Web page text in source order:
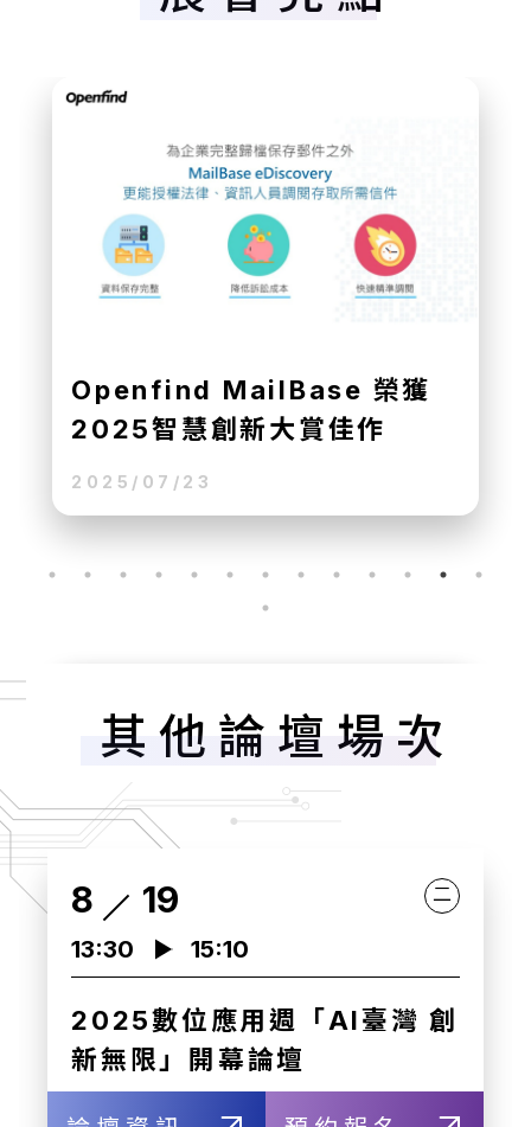
台灣微軟區域資料中心啟用滿
週年 驅動雲端成長與產業升
級
2025/07/23
其他論壇場次
8 20 三
10:00 11:30
健康台灣 AI領航 論壇
論壇資訊 預約報名